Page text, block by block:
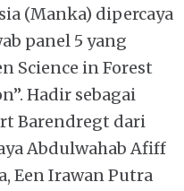
(Manka) dipercaya
panel 5 yang
Science in Forest
Hadir sebagai
Barendregt dari
Abdulwahab Afiff
Een Irawan Putra